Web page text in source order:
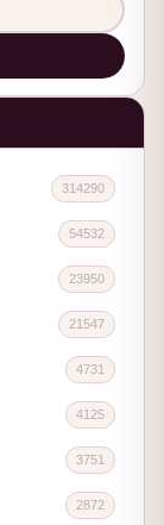
314290
54532
23950
21547
4731
4125
3751
2872